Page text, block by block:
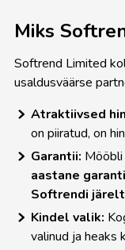
Miks
Softrend Limited
usaldusväärse
Atraktiivsed
on piiratud, on
Garantii:
aastane
Softrendi
Kindel valik:
valinud ja heaks